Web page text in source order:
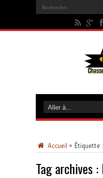
Accueil » Étiquette :
Tag archives :